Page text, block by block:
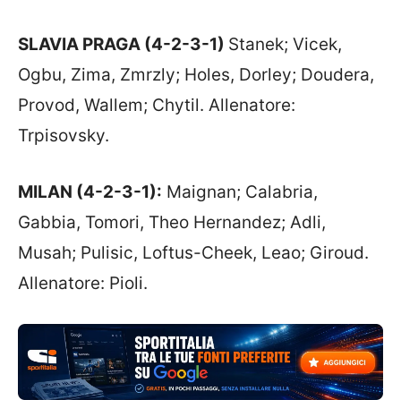
SLAVIA PRAGA (4-2-3-1) Stanek; Vicek,
Ogbu, Zima, Zmrzly; Holes, Dorley; Doudera,
Provod, Wallem; Chytil. Allenatore:
Trpisovsky.
MILAN (4-2-3-1): Maignan; Calabria,
Gabbia, Tomori, Theo Hernandez; Adli,
Musah; Pulisic, Loftus-Cheek, Leao; Giroud.
Allenatore: Pioli.